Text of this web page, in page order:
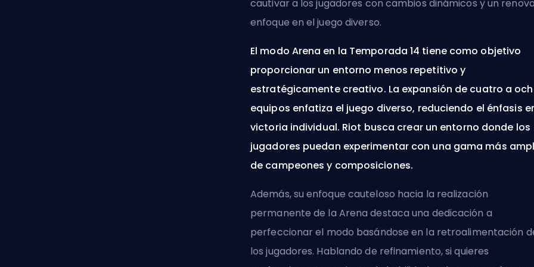
cautivar a los jugadores con cambios dinámicos y un
enfoque en el juego diverso.
El modo Arena en la Temporada 14 tiene como objetivo
proporcionar un entorno menos repetitivo y
estratégicamente creativo. La expansión de cuatro a
equipos enfatiza el juego diverso, reduciendo el énfasis
victoria individual. Riot busca crear un entorno donde los
jugadores puedan experimentar con una gama más
de campeones y composiciones.
Además, su enfoque cauteloso hacia la realización
permanente de la Arena destaca una dedicación a
perfeccionar el modo basándose en la retroalimentación
los jugadores. Hablando de refinamiento, si quieres